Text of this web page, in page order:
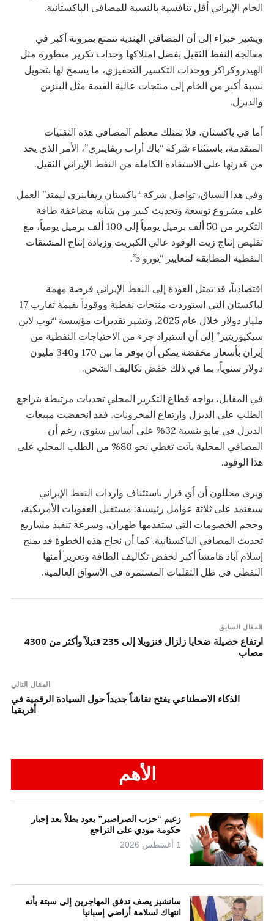
الخام الإيراني أقل تنافسية بالنسبة للمصافي الباكستانية.
ويشير خبراء إلى أن المصافي الهندية تتمتع بمرونة أكبر في
معالجة النفط الثقيل بفضل امتلاكها وحدات تكرير متطورة مثل
الهيدروكراكر ووحدات التكسير التحفيزي، ما يسمح لها بتحويل
نسبة أكبر من الخام إلى منتجات عالية القيمة مثل البنزين
والديزل.
أما في باكستان، فلا تمتلك معظم المصافي هذه التقنيات
المتقدمة، باستثناء شركة “باك أراب ريفاينري”، الأمر الذي يحد
من قدرتها على الاستفادة الكاملة من النفط الإيراني الثقيل.
وفي هذا السياق، تواصل شركة “باكستان ريفاينري ليمتد” العمل
على مشروع توسعة وتحديث كبير من شأنه مضاعفة طاقة
التكرير من 50 ألف برميل يومياً إلى 100 ألف برميل يومياً، مع
تقليص إنتاج زيت الوقود عالي الكبريت وزيادة إنتاج المشتقات
النفطية المطابقة لمعايير “يورو 5”.
اقتصادياً، قد تمثل العودة إلى النفط الإيراني فرصة مهمة
لباكستان التي استوردت منتجات نفطية ووقوداً بقيمة تقارب 17
مليار دولار خلال عام 2025. وتشير تقديرات مؤسسة “توب لاين
سيكيوريتيز” إلى أن استيراد جزء من الاحتياجات النفطية من
إيران بأسعار مخفضة يمكن أن يوفر ما بين 170 و340 مليون
دولار سنوياً، بما في ذلك خفض تكاليف الشحن.
في المقابل، يواجه قطاع التكرير المحلي تحديات مرتبطة بتراجع
الطلب على الديزل وارتفاع المخزونات. فقد انخفضت مبيعات
الديزل في مايو بنسبة 32% على أساس سنوي، رغم أن
المصافي المحلية باتت تغطي نحو 80% من الطلب المحلي على
هذا الوقود.
ويرى محللون أن أي قرار باستئناف واردات النفط الإيراني
سيعتمد على ثلاثة عوامل رئيسية: مستقبل العقوبات الأمريكية،
وحجم الخصومات التي ستقدمها طهران، وسرعة تنفيذ مشاريع
تحديث المصافي الباكستانية. كما أن نجاح هذه الخطوة قد يمنح
إسلام آباد هامشاً أكبر لخفض تكاليف الطاقة وتعزيز أمنها
النفطي في ظل التقلبات المستمرة في الأسواق العالمية.
المقال السابق
ارتفاع حصيلة ضحايا زلزال فنزويلا إلى 235 قتيلاً وأكثر من 4300
مصاب
المقال التالي
الذكاء الاصطناعي يفتح نقاشاً جديداً حول السيادة الرقمية في
أفريقيا
الأهم
زعيم “حزب الصراصير” يعود بطلاً بعد إجبار
حكومة مودي على التراجع
1 أغسطس 2026
سانشيز يصف تدفق المهاجرين إلى سبتة بأنه
انتهاك لسلامة أراضي إسبانيا